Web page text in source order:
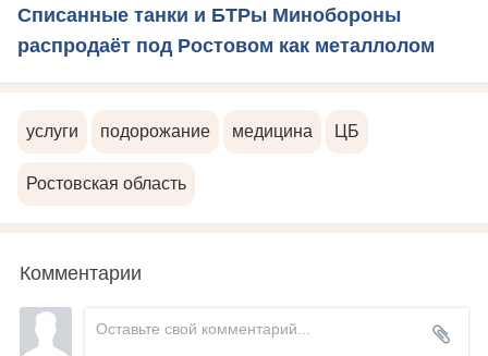
Списанные танки и БТРы Минобороны
распродаёт под Ростовом как металлолом
услуги подорожание медицина ЦБ
Ростовская область
Комментарии